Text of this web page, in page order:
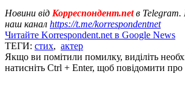
Новини від Корреспондент.netв Telegram.
наш канал https://t.me/korrespondentnet
Читайте Korrespondent.net в Google News
ТЕГИ: стих, актер
Якщо ви помітили помилку, виділіть
натисніть Ctrl + Enter, щоб повідомити про